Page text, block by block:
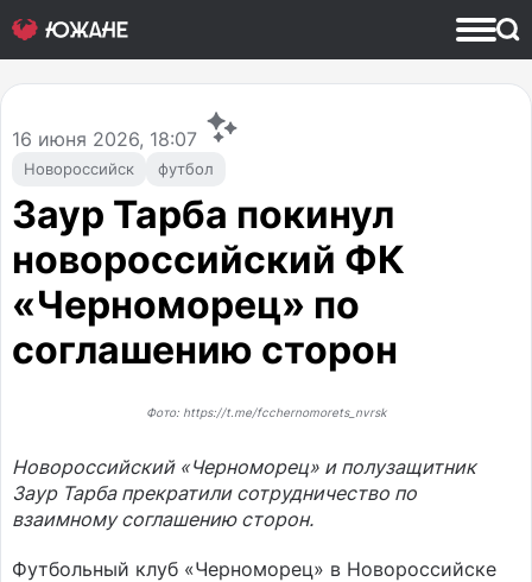
Новороссийск футбол
16 июня 2026, 18:07
Заур Тарба покинул
новороссийский ФК
«Черноморец» по
соглашению сторон
Фото: https://t.me/fcchernomorets_nvrsk
Новороссийский «Черноморец» и полузащитник
Заур Тарба прекратили сотрудничество по
взаимному соглашению сторон.
Футбольный клуб «Черноморец» в Новороссийске